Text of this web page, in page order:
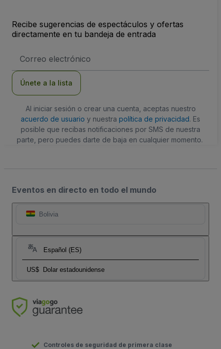
Recibe sugerencias de espectáculos y ofertas
directamente en tu bandeja de entrada
de
Únete a la lista
Al iniciar sesión o crear una cuenta, aceptas nuestro
acuerdo de usuario y nuestra política de privacidad. Es
posible que recibas notificaciones por SMS de nuestra
parte, pero puedes darte de baja en cualquier momento.
Eventos en directo en todo el mundo
Bolivia
Español (ES)
US$ Dolar estadounidense
Controles de seguridad de primera clase